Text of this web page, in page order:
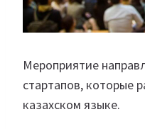
Мероприятие
стартапов, которые
казахском языке.